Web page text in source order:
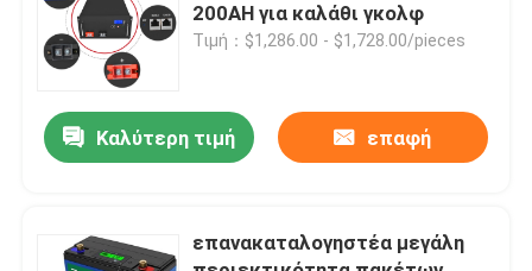
Επικοινωνήστε μαζί μας
Ειδήσεις
Lifepo4 Home Battery
200AH για καλάθι γκολφ
Τιμή：$1,286.00 - $1,728.00/pieces
Καλύτερη τιμή επαφή
επανακαταλογηστέα μεγάλη